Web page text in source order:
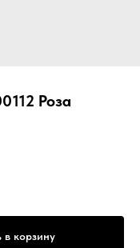
Роза
в корзину